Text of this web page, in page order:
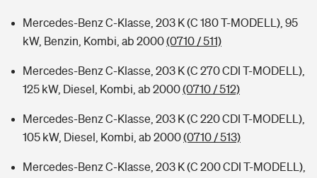
Mercedes-Benz C-Klasse, 203 K (C 180 T-MODELL), 95
kW, Benzin, Kombi, ab 2000(0710 / 511)
Mercedes-Benz C-Klasse, 203 K (C 270 CDI T-MODELL),
125 kW, Diesel, Kombi, ab 2000(0710 / 512)
Mercedes-Benz C-Klasse, 203 K (C 220 CDI T-MODELL),
105 kW, Diesel, Kombi, ab 2000(0710 / 513)
Mercedes-Benz C-Klasse, 203 K (C 200 CDI T-MODELL),